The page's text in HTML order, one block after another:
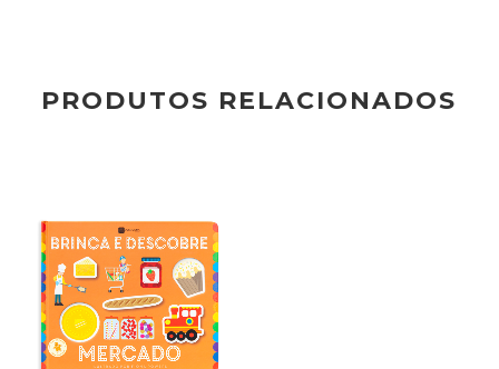
PRODUTOS RELACIONADOS